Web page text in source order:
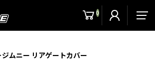
0
ジムニー リアゲートカバー